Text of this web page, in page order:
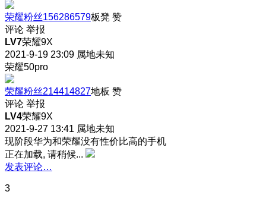
荣耀粉丝156286579板凳 赞
评论 举报
LV7荣耀9X
2021-9-19 23:09 属地未知
荣耀50pro
荣耀粉丝214414827地板 赞
评论 举报
LV4荣耀9X
2021-9-27 13:41 属地未知
现阶段华为和荣耀没有性价比高的手机
正在加载, 请稍候...
发表评论…
3